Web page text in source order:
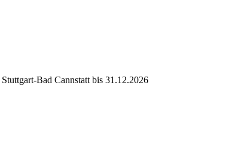
Bad Cannstatt bis 31.12.2026